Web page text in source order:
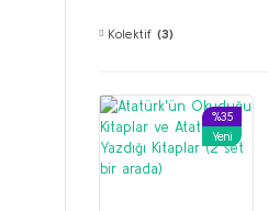
Kolektif (3)
%35
Yeni